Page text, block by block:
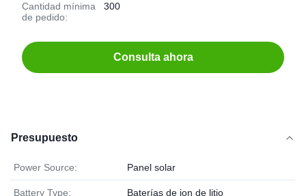
Cantidad mínima
de pedido:
300
Consulta ahora
Presupuesto
Power Source: Panel solar
Battery Type: Baterías de ion de litio